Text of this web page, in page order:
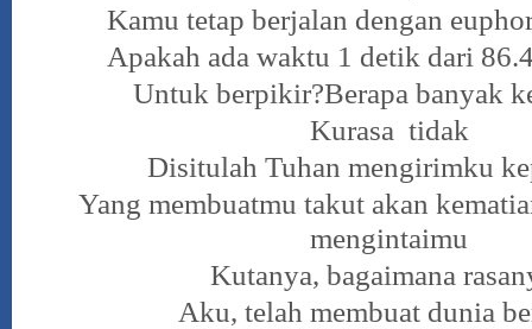
Kamu tetap berjalan dengan
Apakah ada waktu 1 detik dari
Untuk berpikir?Berapa banyak
Kurasa tidak
Disitulah Tuhan mengirimku
Yang membuatmu takut akan
mengintaimu
Kutanya, bagaimana
Aku, telah membuat dunia